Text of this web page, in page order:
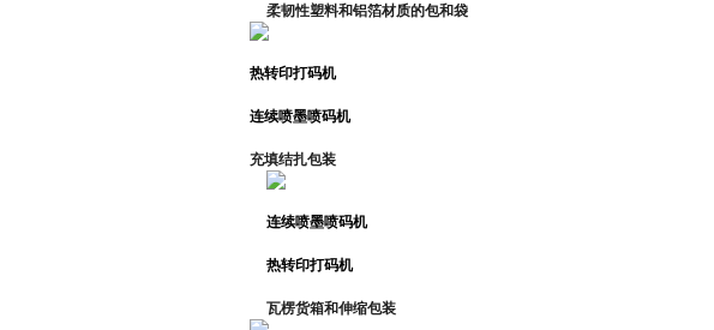
柔韧性塑料和铝箔材质的包和袋
热转印打码机
连续喷墨喷码机
充填结扎包装
连续喷墨喷码机
热转印打码机
瓦楞货箱和伸缩包装